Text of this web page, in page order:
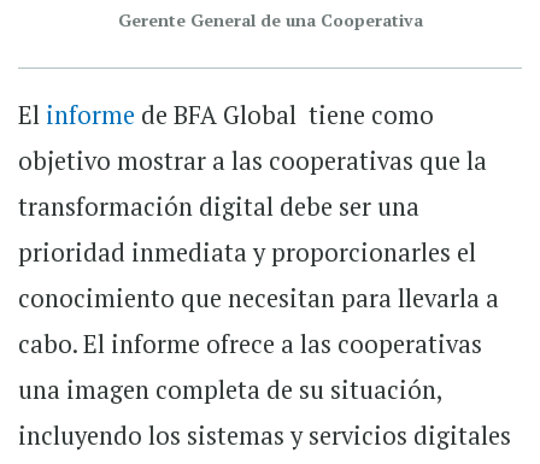
Gerente General de una Cooperativa
El informe de BFA Global tiene como
objetivo mostrar a las cooperativas que la
transformación digital debe ser una
prioridad inmediata y proporcionarles el
conocimiento que necesitan para llevarla a
cabo. El informe ofrece a las cooperativas
una imagen completa de su situación,
incluyendo los sistemas y servicios digitales